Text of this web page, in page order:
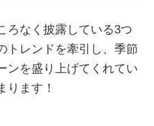
ろなく披露している3つ
トレンドを牽引し、季節
ンを盛り上げてくれてい
ります！